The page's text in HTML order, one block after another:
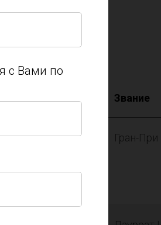
Вами по
Звание
г. Санкт-
Гран-При
с Вами по